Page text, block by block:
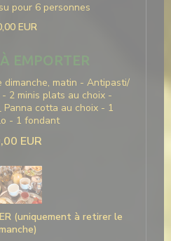
pour 6 personnes
EUR
EMPORTER
dimanche, matin - Antipasti/
2 minis plats au choix -
Panna cotta au choix - 1
- 1 fondant
EUR
(uniquement à retirer le